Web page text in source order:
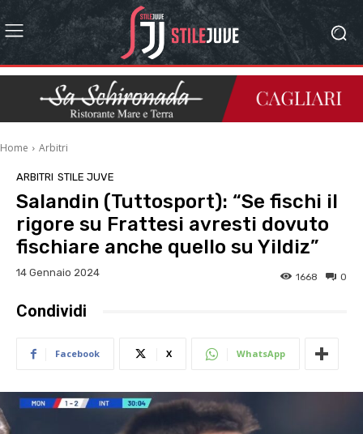
Home Arbitri
ARBITRI STILE JUVE
Salandin (Tuttosport): “Se fischi il
rigore su Frattesi avresti dovuto
fischiare anche quello su Yildiz”
14 Gennaio 2024 0
1668
Condividi
Facebook X WhatsApp